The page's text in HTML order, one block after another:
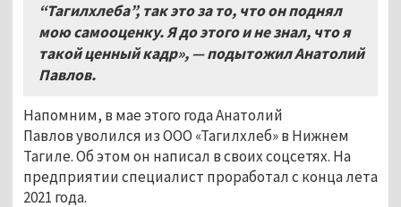
“Тагилхлеба”, так это за то, что он поднял
мою самооценку. Я до этого и не знал, что я
такой ценный кадр», — подытожил Анатолий
Павлов.
Напомним, в мае этого года Анатолий
Павлов уволился из ООО «Тагилхлеб» в Нижнем
Тагиле. Об этом он написал в своих соцсетях. На
предприятии специалист проработал с конца лета
2021 года.